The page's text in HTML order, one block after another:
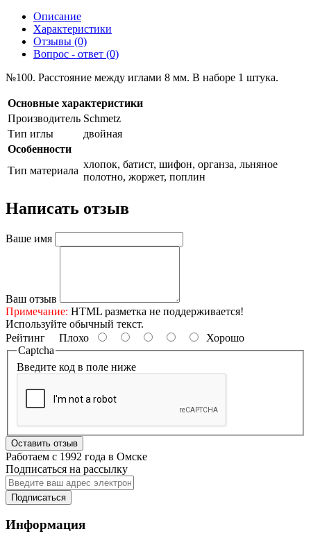
Описание
Характеристики
Отзывы (0)
Вопрос - ответ (0)
№100. Расстояние между иглами 8 мм. В наборе 1 штука.
Основные характеристики
Производитель Schmetz
Тип иглы
двойная
Особенности
Тип материала
хлопок, батист, шифон, органза, льняное
полотно, жоржет, поплин
Написать отзыв
Ваше имя
Ваш отзыв
Примечание: HTML разметка не поддерживается!
Используйте обычный текст.
Рейтинг Плохо
Хорошо
Captcha
Введите код в поле ниже
Оставить отзыв
Работаем с 1992 года в Омске
Подписаться на рассылку
Подписаться
Информация